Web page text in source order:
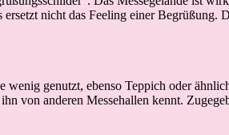
nicht das Feeling einer Begrüßung.
genutzt, ebenso Teppich oder
von anderen Messehallen kennt.